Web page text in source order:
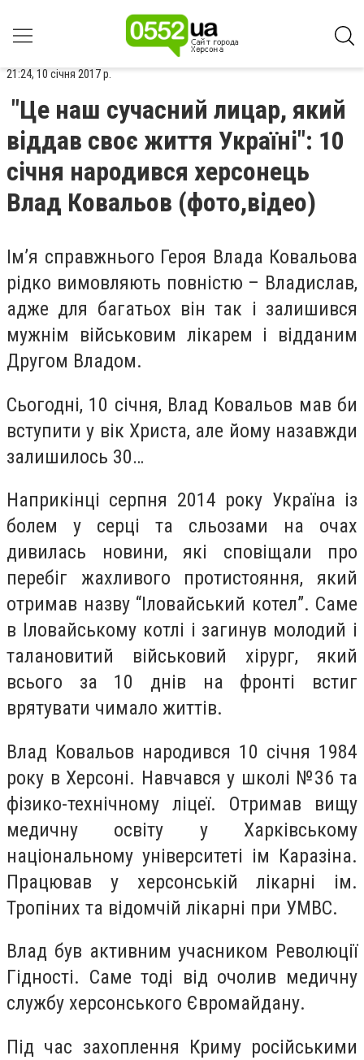
21:24, 10 січня 2017 р.
"Це наш сучасний лицар, який
віддав своє життя Україні": 10
січня народився херсонець
Влад Ковальов (фото,відео)
Ім’я справжнього Героя Влада Ковальова
рідко вимовляють повністю – Владислав,
адже для багатьох він так і залишився
мужнім військовим лікарем і відданим
Другом Владом.
Сьогодні, 10 січня, Влад Ковальов мав би
вступити у вік Христа, але йому назавжди
залишилось 30…
Наприкінці серпня 2014 року Україна із
болем у серці та сльозами на очах
дивилась новини, які сповіщали про
перебіг жахливого протистояння, який
отримав назву “Іловайський котел”. Саме
в Іловайському котлі і загинув молодий і
талановитий військовий хірург, який
всього за 10 днів на фронті встиг
врятувати чимало життів.
Влад Ковальов народився 10 січня 1984
року в Херсоні. Навчався у школі №36 та
фізико-технічному ліцеї. Отримав вищу
медичну освіту у Харківському
національному університеті ім Каразіна.
Працював у херсонській лікарні ім.
Тропіних та відомчій лікарні при УМВС.
Влад був активним учасником Революції
Гідності. Саме тоді від очолив медичну
службу херсонського Євромайдану.
Під час захоплення Криму російськими